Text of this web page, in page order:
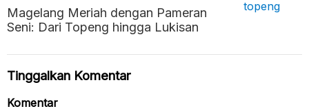
Magelang Meriah dengan Pameran
Seni: Dari Topeng hingga Lukisan
Tinggalkan Komentar
Komentar